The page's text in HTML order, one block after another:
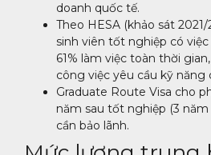
doanh quốc tế.
Theo HESA (khảo sát 2021/
sinh viên tốt nghiệp có
61% làm việc toàn thời
công việc yêu cầu kỹ năng
Graduate Route Visa cho
năm sau tốt nghiệp (3
cần bảo lãnh.